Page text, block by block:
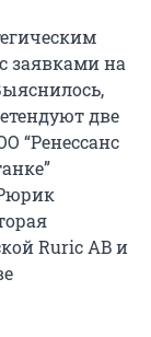
заявками на
две
“Ренессанс
Ruric AB и